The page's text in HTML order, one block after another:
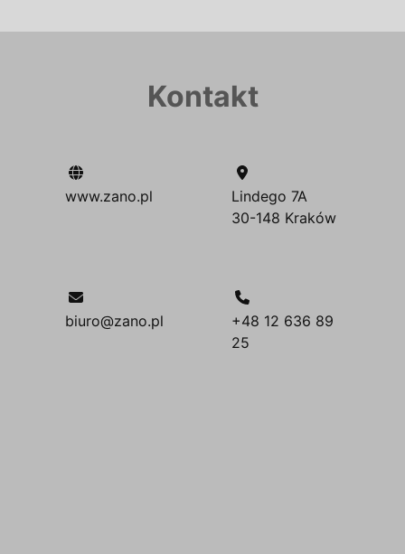
Kontakt
www.zano.pl
Lindego 7A
30-148 Kraków
biuro@zano.pl
+48 12 636 89
25